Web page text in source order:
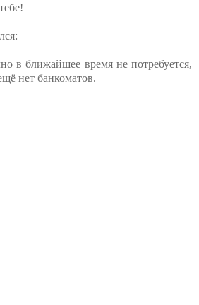
в ближайшее время не потребуется,
нет банкоматов.